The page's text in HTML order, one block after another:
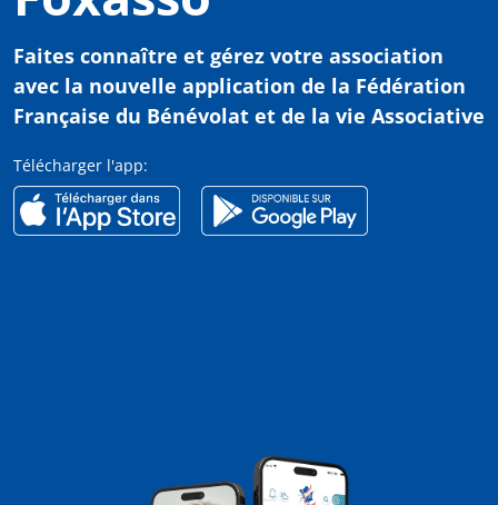
Faites connaître et gérez votre association
avec la nouvelle application de la Fédération
Française du Bénévolat et de la vie Associative
Télécharger l'app: